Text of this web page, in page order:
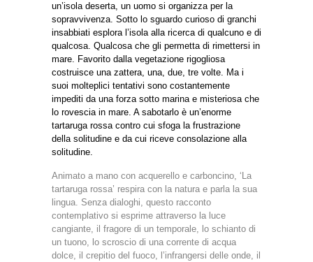
un’isola deserta, un uomo si organizza per la
sopravvivenza. Sotto lo sguardo curioso di granchi
insabbiati esplora l’isola alla ricerca di qualcuno e di
qualcosa. Qualcosa che gli permetta di rimettersi in
mare. Favorito dalla vegetazione rigogliosa
costruisce una zattera, una, due, tre volte. Ma i
suoi molteplici tentativi sono costantemente
impediti da una forza sotto marina e misteriosa che
lo rovescia in mare. A sabotarlo è un’enorme
tartaruga rossa contro cui sfoga la frustrazione
della solitudine e da cui riceve consolazione alla
solitudine.
Animato a mano con acquerello e carboncino, ‘La
tartaruga rossa’ respira con la natura e parla la sua
lingua. Senza dialoghi, questo racconto
contemplativo si esprime attraverso la luce
cangiante, il fragore di un temporale, lo schianto di
un tuono, lo scroscio di una corrente di acqua
dolce, il crepitio del fuoco, l’infrangersi delle onde, il